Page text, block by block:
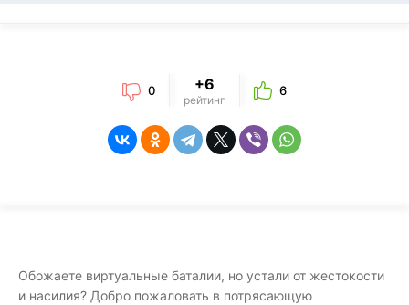
0 +6
рейтинг
6
Обожаете виртуальные баталии, но устали от жестокости
и насилия? Добро пожаловать в потрясающую